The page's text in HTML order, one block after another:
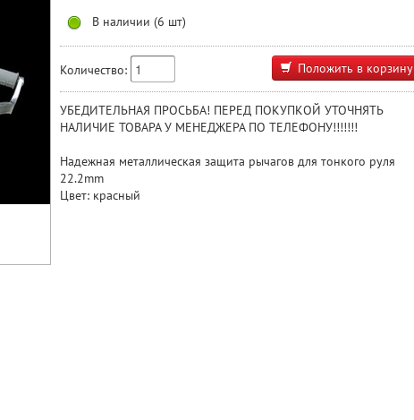
В наличии (6 шт)
Количество: Положить в корзину
УБЕДИТЕЛЬНАЯ ПРОСЬБА! ПЕРЕД ПОКУПКОЙ УТОЧНЯТЬ
НАЛИЧИЕ ТОВАРА У МЕНЕДЖЕРА ПО ТЕЛЕФОНУ!!!!!!!
Надежная металлическая защита рычагов для тонкого руля
22.2mm
Цвет: красный